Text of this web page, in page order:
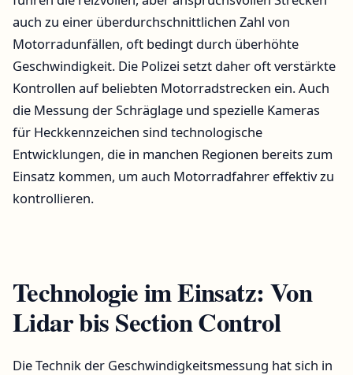
auch zu einer überdurchschnittlichen Zahl von
Motorradunfällen, oft bedingt durch überhöhte
Geschwindigkeit. Die Polizei setzt daher oft verstärkte
Kontrollen auf beliebten Motorradstrecken ein. Auch
die Messung der Schräglage und spezielle Kameras
für Heckkennzeichen sind technologische
Entwicklungen, die in manchen Regionen bereits zum
Einsatz kommen, um auch Motorradfahrer effektiv zu
kontrollieren.
Technologie im Einsatz: Von
Lidar bis Section Control
Die Technik der Geschwindigkeitsmessung hat sich in